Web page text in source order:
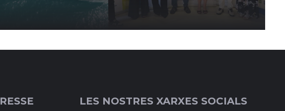
LES NOSTRES XARXES SOCIALS